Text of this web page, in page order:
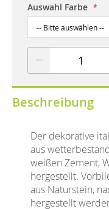
Auswahl Farbe
Beschreibung
Der dekorative
aus
weißen Zement,
hergestellt.
aus Naturstein,
hergestellt